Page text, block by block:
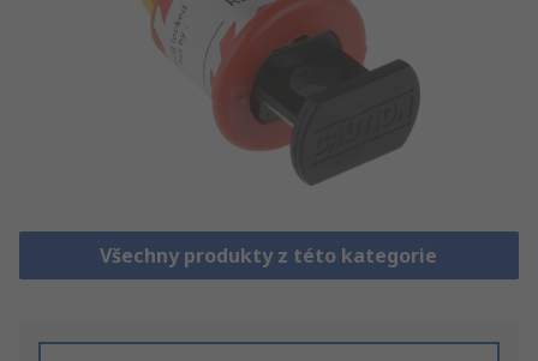
Všechny produkty z této kategorie